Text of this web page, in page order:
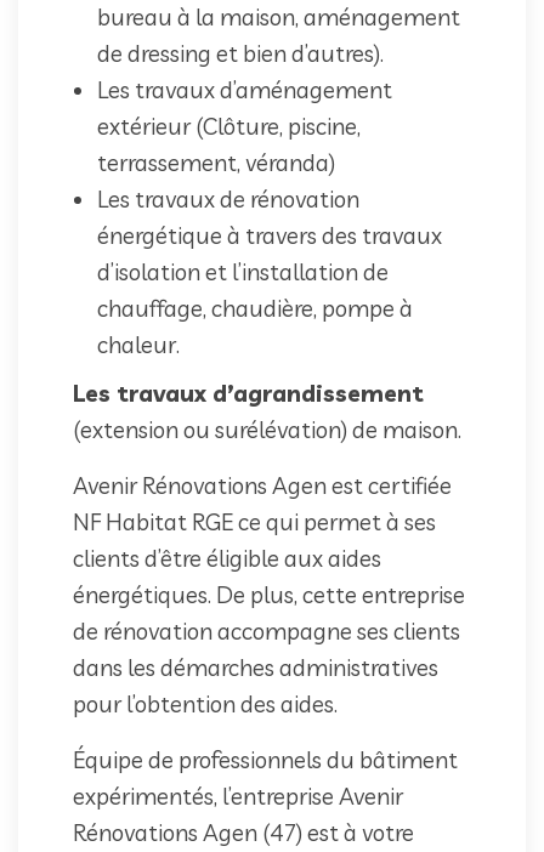
bureau à la maison, aménagement
de dressing et bien d’autres).
Les travaux d’aménagement
extérieur (Clôture, piscine,
terrassement, véranda)
Les travaux de rénovation
énergétique à travers des travaux
d’isolation et l’installation de
chauffage, chaudière, pompe à
chaleur.
Les travaux d’agrandissement
(extension ou surélévation) de maison.
Avenir Rénovations Agen est certifiée
NF Habitat RGE ce qui permet à ses
clients d’être éligible aux aides
énergétiques. De plus, cette entreprise
de rénovation accompagne ses clients
dans les démarches administratives
pour l’obtention des aides.
Équipe de professionnels du bâtiment
expérimentés, l’entreprise Avenir
Rénovations Agen (47) est à votre